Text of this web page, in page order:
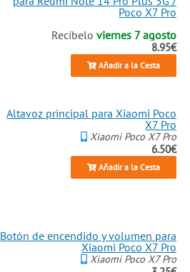
Poco X7 Pro
Recíbeloviernes 7 agosto
8.95€
Añadir a la Cesta
Altavoz principal para Xiaomi Poco
X7 Pro
Xiaomi Poco X7 Pro
6.50€
Añadir a la Cesta
Botón de encendido y volumen para
Xiaomi Poco X7 Pro
Xiaomi Poco X7 Pro